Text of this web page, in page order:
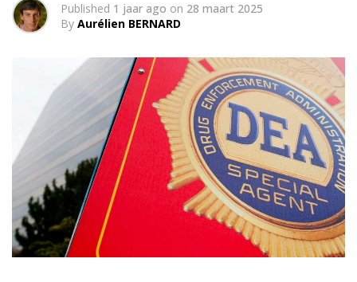
Published 1 jaar ago on 28 maart 2025
By Aurélien BERNARD